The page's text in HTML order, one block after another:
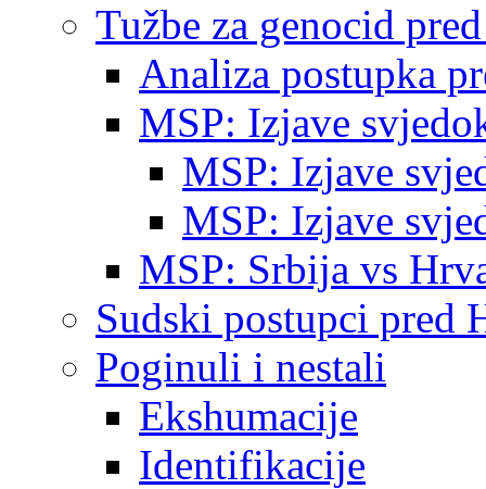
Tužbe za genocid
Analiza postupka
MSP: Izjave
MSP: Izjave
MSP: Izjave
MSP: Srbija vs
Sudski postupci pred
Poginuli i nestali
Ekshumacije
Identifikacije